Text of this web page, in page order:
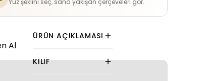
Al
ÜRÜN AÇIKLAMASI
KILIF